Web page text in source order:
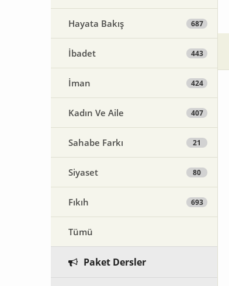
Hayata Bakış 687
İbadet 443
İman 424
Kadın Ve Aile 407
Sahabe Farkı 21
Siyaset 80
Fıkıh 693
Tümü
Paket Dersler